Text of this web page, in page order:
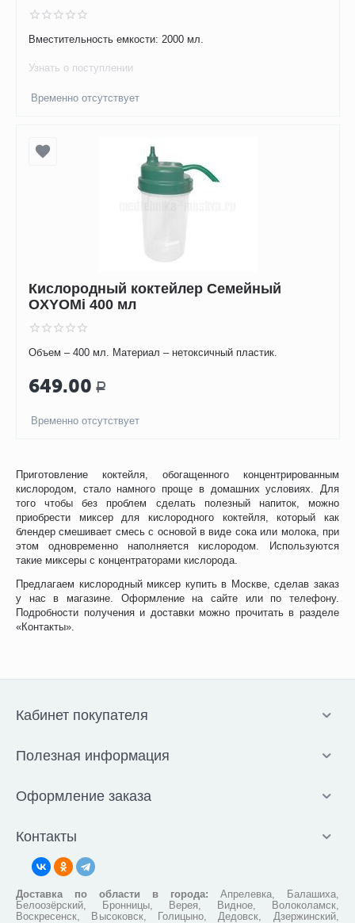
Приготовление коктейля, обогащенного концентрированным
кислородом, стало намного проще в домашних условиях. Для
того чтобы без проблем сделать полезный напиток, можно
приобрести миксер для кислородного коктейля, который как
блендер смешивает смесь с основой в виде сока или молока, при
этом одновременно наполняется кислородом. Используются
такие миксеры с концентраторами кислорода.
Предлагаем кислородный миксер купить в Москве, сделав заказ
у нас в магазине. Оформление на сайте или по телефону.
Подробности получения и доставки можно прочитать в разделе
«Контакты».
Вместительность емкости: 2000 мл.
Узнать о поступлении
Временно отсутствует
Кислородный коктейлер Семейный
OXYOMi 400 мл
Объем – 400 мл. Материал – нетоксичный пластик.
649.00 Р
Временно отсутствует
Кабинет покупателя
Полезная информация
Оформление заказа
Контакты
Доставка по области в города: Апрелевка, Балашиха,
Белоозёрский, Бронницы, Верея, Видное, Волоколамск,
Воскресенск, Высоковск, Голицыно, Дедовск, Дзержинский,